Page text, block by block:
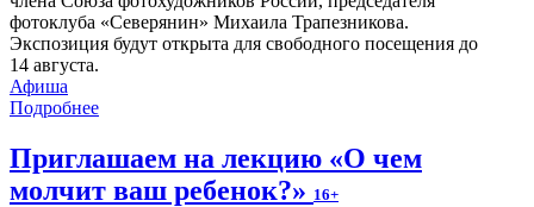
фотоклуба «Северянин» Михаила Трапезникова.
Экспозиция будут открыта для свободного посещения до
14 августа.
Афиша
Подробнее
Приглашаем на лекцию «О чем
молчит ваш ребенок?» 16+